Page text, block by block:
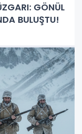
GÖNÜL
BULUŞTU!